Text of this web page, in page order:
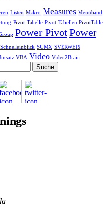
Listen Makro Measures Menüband
Pivot-Tabelle Pivot-Tabellen PivotTable
Power PivotPower
Schnelleinblick SUMX SVERWEIS
VBA Video Video2Brain